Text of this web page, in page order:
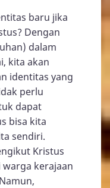
baru jika
Dengan
dalam
kita akan
identitas yang
perlu
dapat
bisa kita
sendiri.
Kristus
kerajaan